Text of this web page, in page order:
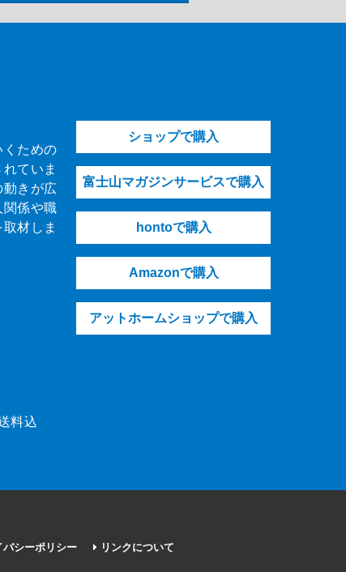
くための
ていま
きが広
関係や職
材しま
料込
ショップで購入
富士山マガジンサービスで購入
hontoで購入
Amazonで購入
アットホームショップで購入
バシーポリシー リンクについて